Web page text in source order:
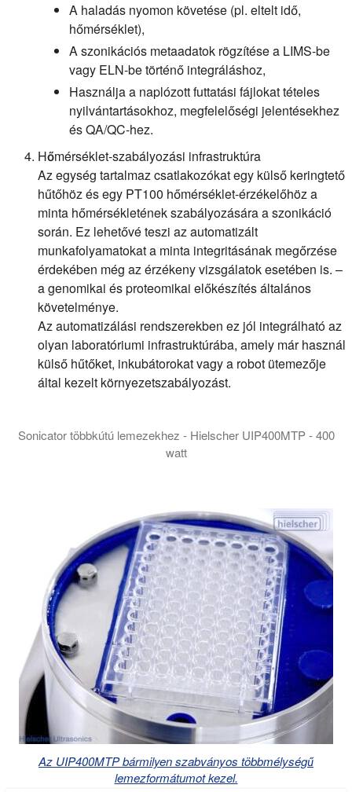
A haladás nyomon követése (pl. eltelt idő,
hőmérséklet),
A szonikációs metaadatok rögzítése a LIMS-be
vagy ELN-be történő integráláshoz,
Használja a naplózott futtatási fájlokat tételes
nyilvántartásokhoz, megfelelőségi jelentésekhez
és QA/QC-hez.
Hőmérséklet-szabályozási infrastruktúra
Az egység tartalmaz csatlakozókat egy külső keringtető
hűtőhöz és egy PT100 hőmérséklet-érzékelőhöz a
minta hőmérsékletének szabályozására a szonikáció
során. Ez lehetővé teszi az automatizált
munkafolyamatokat a minta integritásának megőrzése
érdekében még az érzékeny vizsgálatok esetében is. –
a genomikai és proteomikai előkészítés általános
követelménye.
Az automatizálási rendszerekben ez jól integrálható az
olyan laboratóriumi infrastruktúrába, amely már használ
külső hűtőket, inkubátorokat vagy a robot ütemezője
által kezelt környezetszabályozást.
Sonicator többkútú lemezekhez - Hielscher UIP400MTP - 400
watt
Az UIP400MTP bármilyen szabványos többmélységű
lemezformátumot kezel.